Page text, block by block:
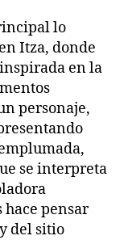
lo
Itza, donde
en la
personaje,
se interpreta
hace pensar
del sitio